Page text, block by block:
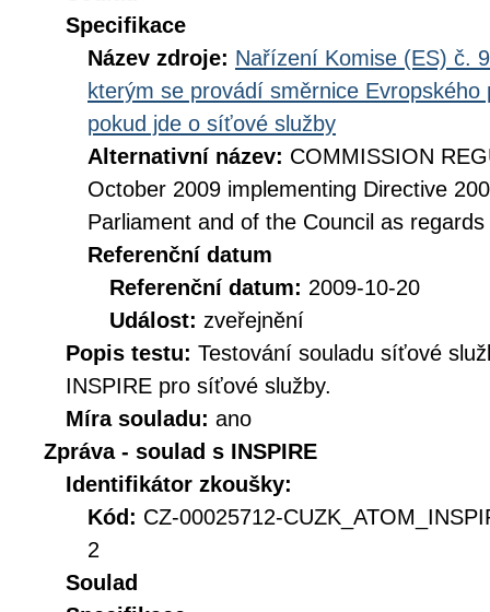
Specifikace
Název zdroje: Nařízení Komise (ES) č.
kterým se provádí směrnice
pokud jde o síťové služby
Alternativní název: COMMISSION
October 2009 implementing Directive
Parliament and of the Council as
Referenční datum
Referenční datum: 2009-10-20
Událost: zveřejnění
Popis testu: Testování souladu síťové
INSPIRE pro síťové služby.
Míra souladu: ano
Zpráva - soulad s INSPIRE
Identifikátor zkoušky:
Kód: CZ-00025712-
2
Soulad